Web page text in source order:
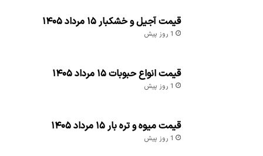
قیمت آجیل و خشکبار ۱۵ مرداد ۱۴۰۵
1 روز پیش
قیمت انواع حبوبات ۱۵ مرداد ۱۴۰۵
1 روز پیش
قیمت میوه و تره بار ۱۵ مرداد ۱۴۰۵
1 روز پیش